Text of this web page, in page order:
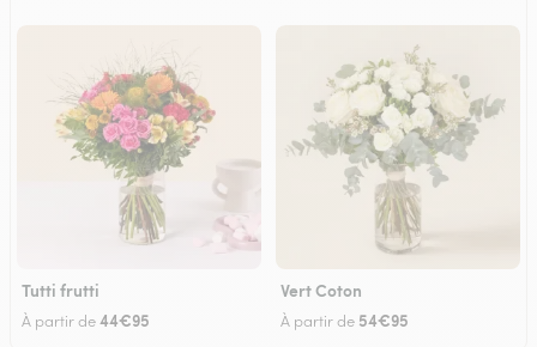
Tutti frutti
À partir de44€95
Vert Coton
À partir de 54€95